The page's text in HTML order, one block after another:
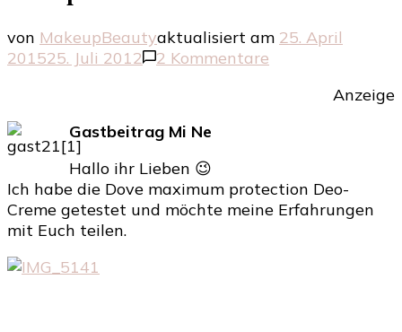
von MakeupBeautyaktualisiert am 25. April
201525. Juli 2012 2 Kommentare
maximum
Deo-
Creme
Anzeige
Gastbeitrag Mi Ne
Hallo ihr Lieben 😉
Ich habe die Dove maximum protection Deo-
Creme getestet und möchte meine Erfahrungen
mit Euch teilen.